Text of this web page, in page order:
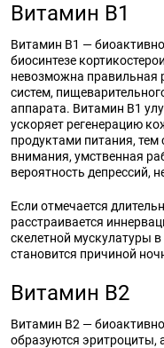
Витамин B1
Витамин B1 —
биосинтезе
невозможна правильная
систем,
аппарата. Витамин B1
ускоряет регенерацию
продуктами питания, тем
внимания, умственная
вероятность депрессий,
Если отмечается
расстраивается
скелетной мускулатуры
становится причиной
Витамин B2
Витамин B2 —
образуются эритроциты,